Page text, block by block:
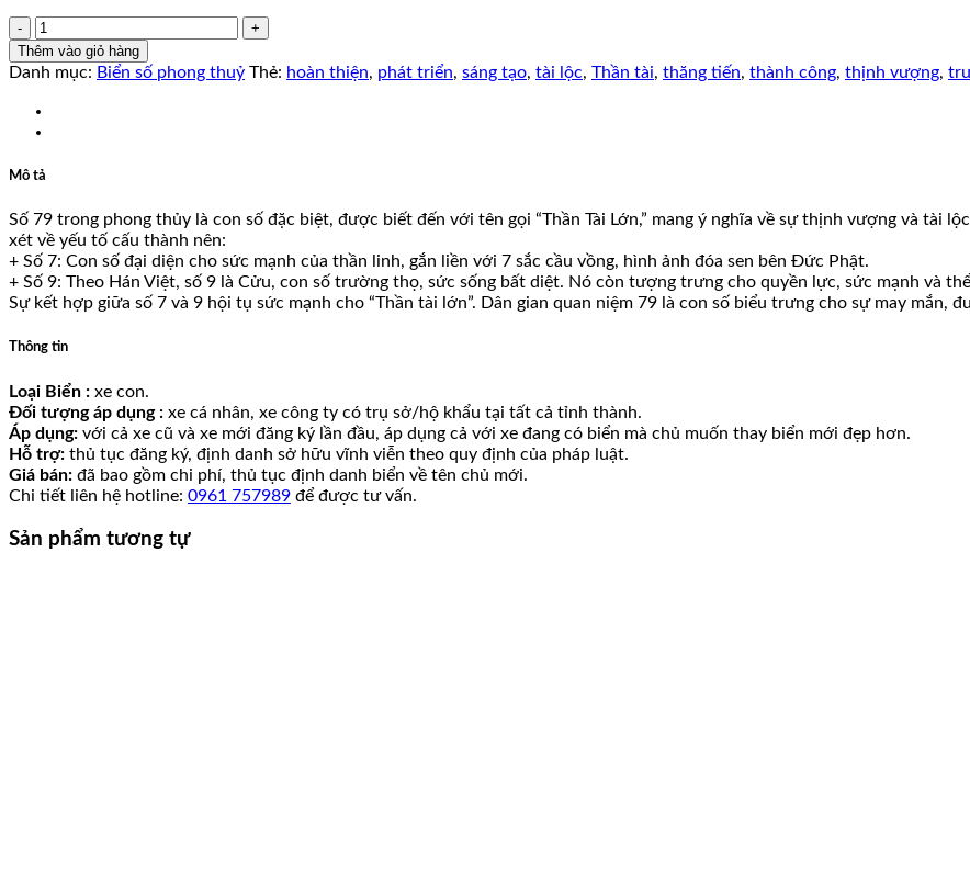
51L37779
số
lượng
Thêm vào giỏ hàng
Danh mục: Biển số phong thuỷ Thẻ: hoàn thiện, phát triển, sáng tạo, tài lộc, Thần tài, thăng tiến, thành công, thịnh vượng,
Mô tả
Số 79 trong phong thủy là con số đặc biệt, được biết đến với tên gọi “Thần Tài Lớn,” mang ý nghĩa về sự thịnh vượng và tài
xét về yếu tố cấu thành nên:
+ Số 7: Con số đại diện cho sức mạnh của thần linh, gắn liền với 7 sắc cầu vồng, hình ảnh đóa sen bên Đức Phật.
+ Số 9: Theo Hán Việt, số 9 là Cửu, con số trường thọ, sức sống bất diệt. Nó còn tượng trưng cho quyền lực, sức mạnh và
Sự kết hợp giữa số 7 và 9 hội tụ sức mạnh cho “Thần tài lớn”. Dân gian quan niệm 79 là con số biểu trưng cho sự may mắn,
Thông tin
Loại Biển : xe con.
Đối tượng áp dụng : xe cá nhân, xe công ty có trụ sở/hộ khẩu tại tất cả tỉnh thành.
Áp dụng: với cả xe cũ và xe mới đăng ký lần đầu, áp dụng cả với xe đang có biển mà chủ muốn thay biển mới đẹp hơn.
Hỗ trợ: thủ tục đăng ký, định danh sở hữu vĩnh viễn theo quy định của pháp luật.
Giá bán: đã bao gồm chi phí, thủ tục định danh biển về tên chủ mới.
Chi tiết liên hệ hotline: 0961 757989 để được tư vấn.
Sản phẩm tương tự